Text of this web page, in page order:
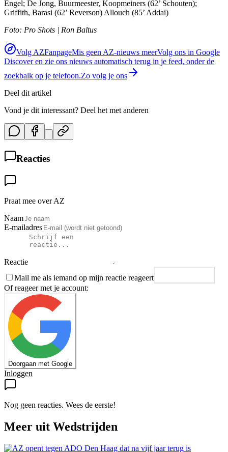
Engel; De Jong, Buurmeester, Koopmeiners (62’ Schouten);
Griffith, Barasi (62’ Reverson) Allouch (85’ Addai)
Foto: Pro Shots | Ron Baltus
Volg AZFanpageMis geen AZ-nieuws meerVolg ons in Google
Discover en zie ons nieuws automatisch terug in je feed, onder de
zoekbalk op je telefoon.Zo volg je ons
Deel dit artikel
Vond je dit interessant? Deel het met anderen
Reacties
Praat mee over AZ
Naam
E-mailadres
Reactie
Mail me als iemand op mijn reactie reageert
Of reageer met je account:
Doorgaan met Google
Inloggen
Nog geen reacties. Wees de eerste!
Meer uit Wedstrijden